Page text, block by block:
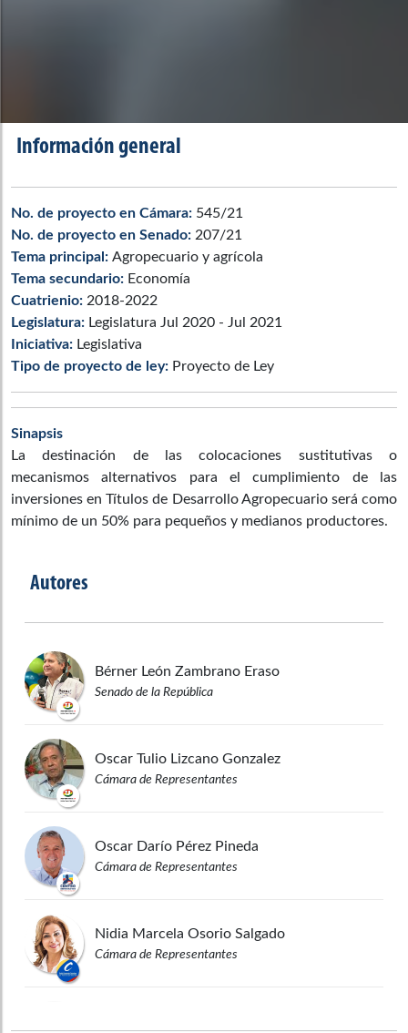
Información general
No. de proyecto en Cámara: 545/21
No. de proyecto en Senado: 207/21
Tema principal: Agropecuario y agrícola
Tema secundario: Economía
Cuatrienio: 2018-2022
Legislatura: Legislatura Jul 2020 - Jul 2021
Iniciativa: Legislativa
Tipo de proyecto de ley: Proyecto de Ley
Sinapsis
La destinación de las colocaciones sustitutivas o
mecanismos alternativos para el cumplimiento de las
inversiones en Títulos de Desarrollo Agropecuario será como
mínimo de un 50% para pequeños y medianos productores.
Autores
Bérner León Zambrano Eraso
Senado de la República
Oscar Tulio Lizcano Gonzalez
Cámara de Representantes
Oscar Darío Pérez Pineda
Cámara de Representantes
Nidia Marcela Osorio Salgado
Cámara de Representantes